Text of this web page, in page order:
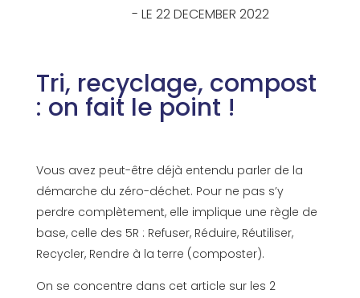
- LE 22 DECEMBER 2022
Tri, recyclage, compost
: on fait le point !
Vous avez peut-être déjà entendu parler de la
démarche du zéro-déchet. Pour ne pas s’y
perdre complètement, elle implique une règle de
base, celle des 5R : Refuser, Réduire, Réutiliser,
Recycler, Rendre à la terre (composter).
On se concentre dans cet article sur les 2